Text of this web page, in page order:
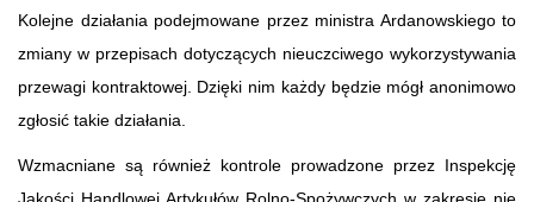
Kolejne działania podejmowane przez ministra Ardanowskiego to
zmiany w przepisach dotyczących nieuczciwego wykorzystywania
przewagi kontraktowej. Dzięki nim każdy będzie mógł anonimowo
zgłosić takie działania.
Wzmacniane są również kontrole prowadzone przez Inspekcję
Jakości Handlowej Artykułów Rolno-Spożywczych w zakresie nie